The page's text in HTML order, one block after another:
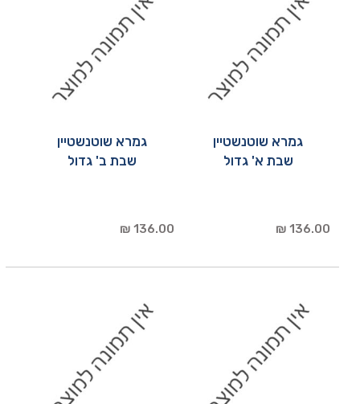
גמרא שוטנשטיין
שבת א' גדול
136.00 ₪
גמרא שוטנשטיין
שבת ב' גדול
136.00 ₪